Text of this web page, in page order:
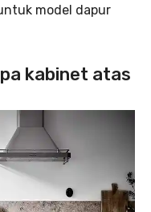
model dapur
kabinet atas